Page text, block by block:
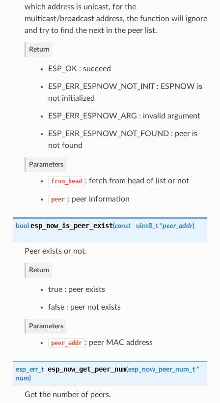
which address is unicast, for the
multicast/broadcast address, the function will ignore
and try to find the next in the peer list.
Return
ESP_OK : succeed
ESP_ERR_ESPNOW_NOT_INIT : ESPNOW is
not initialized
ESP_ERR_ESPNOW_ARG : invalid argument
ESP_ERR_ESPNOW_NOT_FOUND : peer is
not found
Parameters
from_head : fetch from head of list or not
peer : peer information
bool esp_now_is_peer_exist(const uint8_t *peer_addr)
Peer exists or not.
Return
true : peer exists
false : peer not exists
Parameters
peer_addr : peer MAC address
esp_err_t esp_now_get_peer_num(esp_now_peer_num_t*
num)
Get the number of peers.